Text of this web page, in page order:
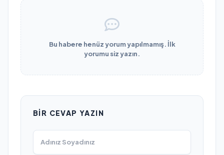
Bu habere henüz yorum yapılmamış. İlk
yorumu siz yazın.
BIR CEVAP YAZIN